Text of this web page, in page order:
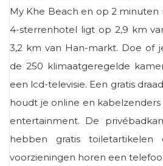
My Khe Beach en op 2 minuten
4-sterrenhotel ligt op 2,9 km
3,2 km van Han-markt. Doe of
de 250 klimaatgeregelde
een lcd-televisie. Een gratis
houdt je online en
entertainment. De
hebben gratis
voorzieningen horen een